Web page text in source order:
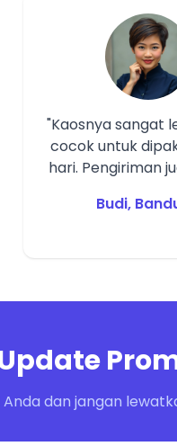
"Kaosnya sangat
cocok untuk
hari. Pengiriman
Budi,
Anda dan jangan